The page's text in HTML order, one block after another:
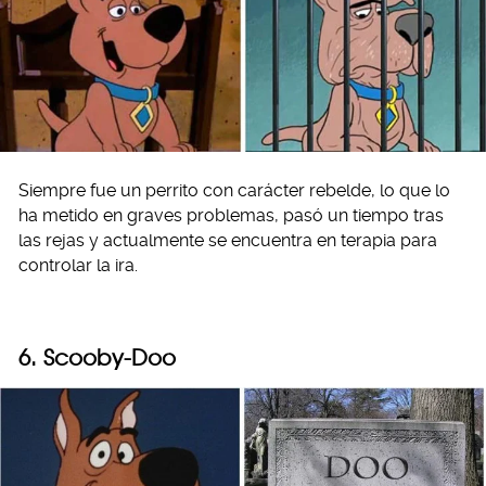
Siempre fue un perrito con carácter rebelde, lo que lo
ha metido en graves problemas, pasó un tiempo tras
las rejas y actualmente se encuentra en terapia para
controlar la ira.
6. Scooby-Doo